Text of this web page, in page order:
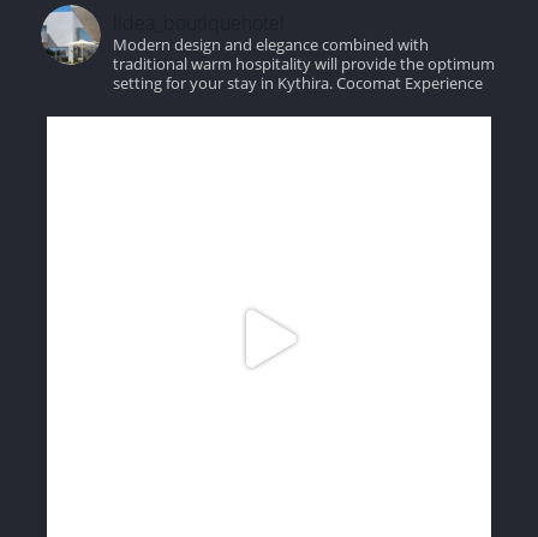
Modern design and elegance combined with
traditional warm hospitality will provide the optimum
setting for your stay in Kythira.Cocomat Experience